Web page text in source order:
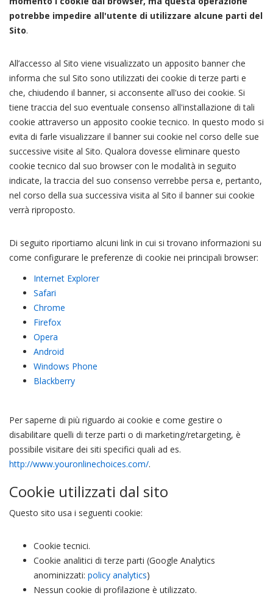
potrebbe impedire all'utente di utilizzare alcune parti del
Sito.
All’accesso al Sito viene visualizzato un apposito banner che
informa che sul Sito sono utilizzati dei cookie di terze parti e
che, chiudendo il banner, si acconsente all'uso dei cookie. Si
tiene traccia del suo eventuale consenso all'installazione di tali
cookie attraverso un apposito cookie tecnico. In questo modo si
evita di farle visualizzare il banner sui cookie nel corso delle sue
successive visite al Sito. Qualora dovesse eliminare questo
cookie tecnico dal suo browser con le modalità in seguito
indicate, la traccia del suo consenso verrebbe persa e, pertanto,
nel corso della sua successiva visita al Sito il banner sui cookie
verrà riproposto.
Di seguito riportiamo alcuni link in cui si trovano informazioni su
come configurare le preferenze di cookie nei principali browser:
Internet Explorer
Safari
Chrome
Firefox
Opera
Android
Windows Phone
Blackberry
Per saperne di più riguardo ai cookie e come gestire o
disabilitare quelli di terze parti o di marketing/retargeting, è
possibile visitare dei siti specifici quali ad es.
http://www.youronlinechoices.com/.
Cookie utilizzati dal sito
Questo sito usa i seguenti cookie:
Cookie tecnici.
Cookie analitici di terze parti (Google Analytics
anominizzati: policy analytics)
Nessun cookie di profilazione è utilizzato.